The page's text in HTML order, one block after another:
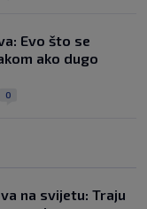
Evo što se
ako dugo
0
na svijetu: Traju